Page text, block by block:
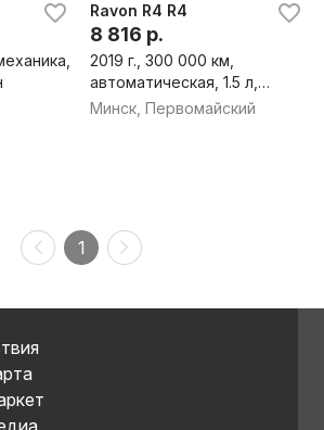
Ravon R4 R4
8 816 р.
2019 г., 300 000 км,
автоматическая, 1.5 л,
бензин (метан), седан
Минск, Первомайский
1